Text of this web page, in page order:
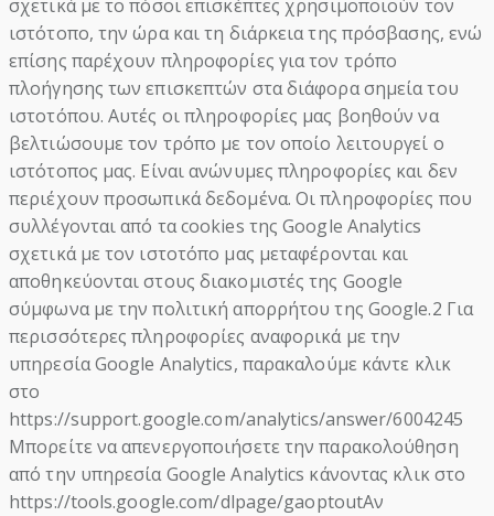
σχετικά με το πόσοι επισκέπτες χρησιμοποιούν τον
ιστότοπο, την ώρα και τη διάρκεια της πρόσβασης, ενώ
επίσης παρέχουν πληροφορίες για τον τρόπο
πλοήγησης των επισκεπτών στα διάφορα σημεία του
ιστοτόπου. Αυτές οι πληροφορίες μας βοηθούν να
βελτιώσουμε τον τρόπο με τον οποίο λειτουργεί ο
ιστότοπος μας. Είναι ανώνυμες πληροφορίες και δεν
περιέχουν προσωπικά δεδομένα. Οι πληροφορίες που
συλλέγονται από τα cookies της Google Analytics
σχετικά με τον ιστοτόπο μας μεταφέρονται και
αποθηκεύονται στους διακομιστές της Google
σύμφωνα με την πολιτική απορρήτου της Google.2 Για
περισσότερες πληροφορίες αναφορικά με την
υπηρεσία Google Analytics, παρακαλούμε κάντε κλικ
στο
https://support.google.com/analytics/answer/6004245
Μπορείτε να απενεργοποιήσετε την παρακολούθηση
από την υπηρεσία Google Analytics κάνοντας κλικ στο
https://tools.google.com/dlpage/gaoptoutΑν